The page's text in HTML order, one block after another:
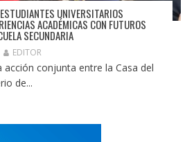
UNIVERSITARIOS
ACADÉMICAS CON FUTUROS
SECUNDARIA
EDITOR
acción conjunta entre la Casa del
de...